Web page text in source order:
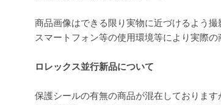
商品画像はできる限り実物に近づけるよう
スマートフォン等の使用環境等により実際
ロレックス並行新品について
保護シールの有無の商品が混在しておりま